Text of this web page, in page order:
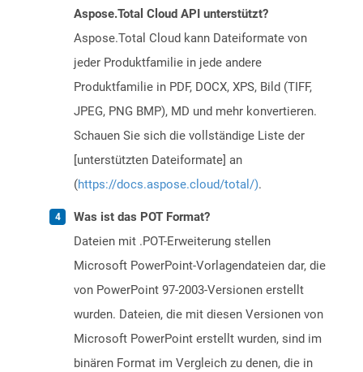
Aspose.Total Cloud API unterstützt?
Aspose.Total Cloud kann Dateiformate von
jeder Produktfamilie in jede andere
Produktfamilie in PDF, DOCX, XPS, Bild (TIFF,
JPEG, PNG BMP), MD und mehr konvertieren.
Schauen Sie sich die vollständige Liste der
[unterstützten Dateiformate] an
(https://docs.aspose.cloud/total/).
Was ist das POT Format?
Dateien mit .POT-Erweiterung stellen
Microsoft PowerPoint-Vorlagendateien dar, die
von PowerPoint 97-2003-Versionen erstellt
wurden. Dateien, die mit diesen Versionen von
Microsoft PowerPoint erstellt wurden, sind im
binären Format im Vergleich zu denen, die in